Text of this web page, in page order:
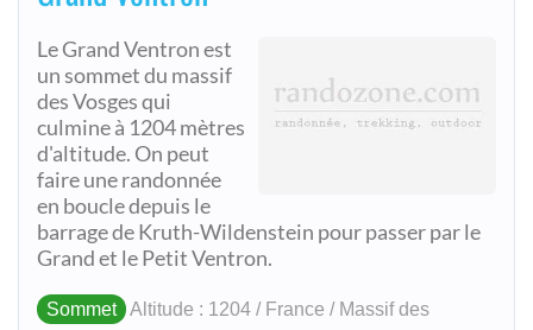
Le Grand Ventron est
un sommet du massif
des Vosges qui
culmine à 1204 mètres
d'altitude. On peut
faire une randonnée
en boucle depuis le
barrage de Kruth-Wildenstein pour passer par le
Grand et le Petit Ventron.
Sommet
Altitude : 1204 / France / Massif des